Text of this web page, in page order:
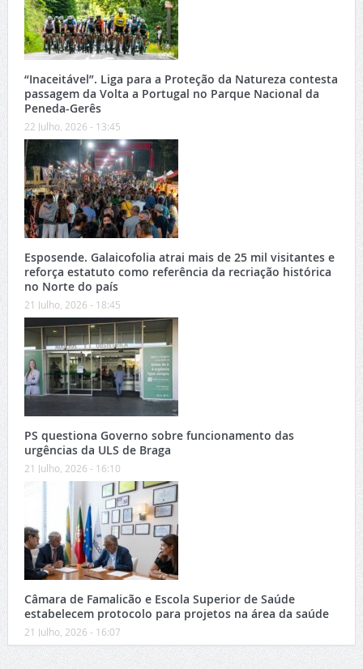
“Inaceitável”. Liga para a Proteção da Natureza contesta
passagem da Volta a Portugal no Parque Nacional da
Peneda-Gerês
22 Julho, 2026 - 13:45
Esposende. Galaicofolia atrai mais de 25 mil visitantes e
reforça estatuto como referência da recriação histórica
no Norte do país
21 Julho, 2026 - 18:45
PS questiona Governo sobre funcionamento das
urgências da ULS de Braga
21 Julho, 2026 - 16:10
Câmara de Famalicão e Escola Superior de Saúde
estabelecem protocolo para projetos na área da saúde
21 Julho, 2026 - 16:07